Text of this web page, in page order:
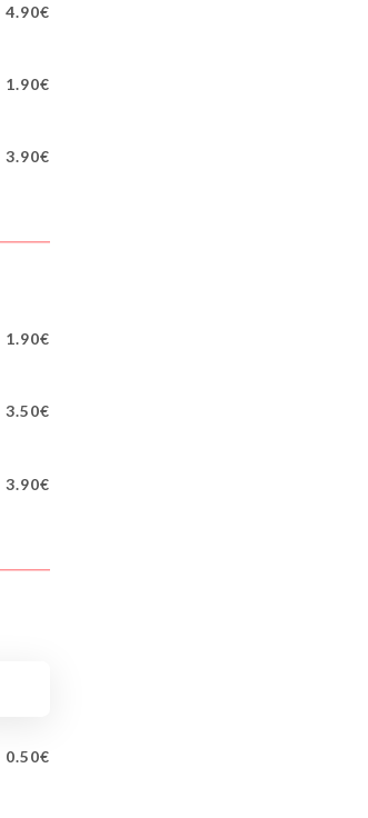
4.90€
1.90€
3.90€
1.90€
3.50€
3.90€
0.50€